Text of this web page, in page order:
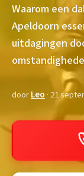
Waarom een
Apeldoorn
uitdagingen
doorLeo · 21